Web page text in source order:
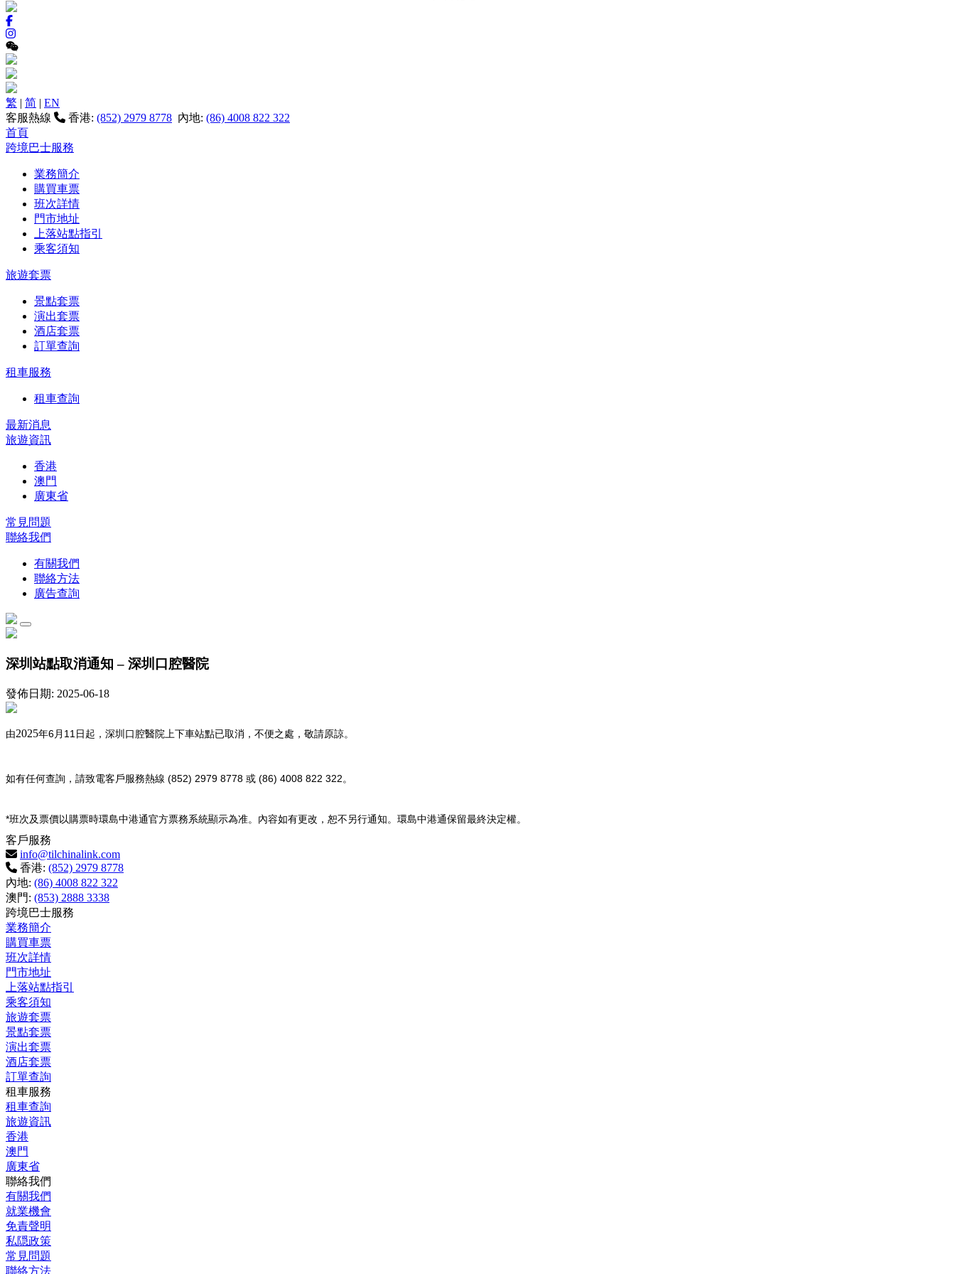
繁 | 简 | EN
客服熱線
香港: (852) 2979 8778 內地: (86) 4008 822 322
首頁
跨境巴士服務
業務簡介
購買車票
班次詳情
門市地址
上落站點指引
乘客須知
旅遊套票
景點套票
演出套票
酒店套票
訂單查詢
租車服務
租車查詢
最新消息
旅遊資訊
香港
澳門
廣東省
常見問題
聯絡我們
有關我們
聯絡方法
廣告查詢
深圳站點取消通知 – 深圳口腔醫院
發佈日期: 2025-06-18
由2025年6 月 11 日起，深圳口腔醫院上下車站點已取消，不便之處，敬請原諒。
如有任何查詢，請致電客戶服務熱線 (852) 2979 8778 或 (86) 4008 822 322 。
*班次及票價以購票時環島中港通官方票務系統顯示為准。內容如有更改，恕不另行通知。環島中港通保留最終決定權。
客戶服務
info@tilchinalink.com
香港: (852) 2979 8778
內地: (86) 4008 822 322
澳門: (853) 2888 3338
跨境巴士服務
業務簡介
購買車票
班次詳情
門市地址
上落站點指引
乘客須知
旅遊套票
景點套票
演出套票
酒店套票
訂單查詢
租車服務
租車查詢
旅遊資訊
香港
澳門
廣東省
聯絡我們
有關我們
就業機會
免責聲明
私隠政策
常見問題
聯絡方法